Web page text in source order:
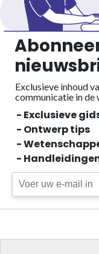
Exclusieve inhoud
communicatie in de
- Exclusieve
- Ontwerp tips
-
-